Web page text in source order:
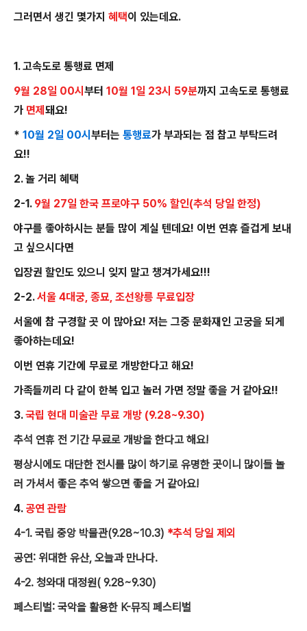
그러면서 생긴 몇가지 혜택이 있는데요.
1. 고속도로 통행료 면제
9월 28일 00시 부터 10월 1일 23시 59분까지 고속도로 통행료
가 면제 돼요!
* 10월 2일 00시 부터는 통행료가 부과되는 점 참고 부탁드려
요!!
2. 놀 거리 혜택
2-1. 9월 27일 한국 프로야구 50% 할인(추석 당일 한정)
야구를 좋아하시는 분들 많이 계실 텐데요! 이번 연휴 즐겁게 보내
고 싶으시다면
입장권 할인도 있으니 잊지 말고 챙겨가세요!!!
2-2.서울 4대궁, 종묘, 조선왕릉 무료입장
서울에 참 구경할 곳 이 많아요! 저는 그중 문화재인 고궁을 되게
좋아하는데요!
이번 연휴 기간에 무료로 개방한다고 해요!
가족들끼리 다 같이 한복 입고 놀러 가면 정말 좋을 거 같아요!!
3.국립 현대 미술관 무료 개방 (9.28~9.30)
추석 연휴 전 기간 무료로 개방을 한다고 해요!
평상시에도 대단한 전시를 많이 하기로 유명한 곳이니 많이들 놀
러 가셔서 좋은 추억 쌓으면 좋을 거 같아요!
4. 공연 관람
4-1. 국립 중앙 박물관(9.28~10.3) *추석 당일 제외
공연: 위대한 유산, 오늘과 만나다.
4-2. 청와대 대정원( 9.28~9.30)
페스티벌: 국악을 활용한 K-뮤직 페스티벌